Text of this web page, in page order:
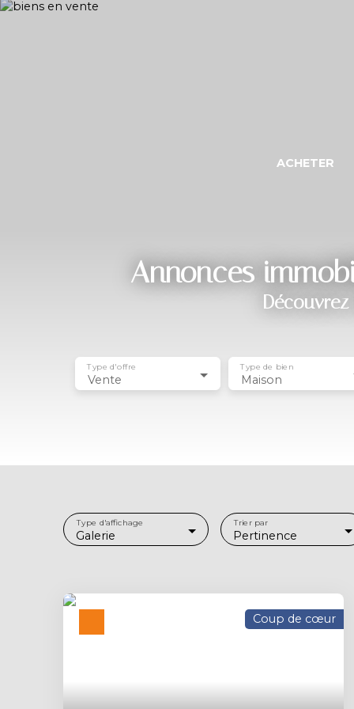
ACHETER
Annonces
Vente
Type d'offre
Maison
Type de bien
Galerie
Type d'affichage
Pertinence
Trier par
Coup de cœur